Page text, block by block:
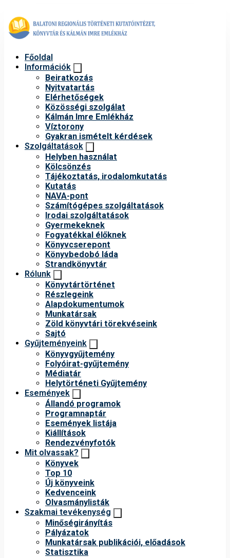
Főoldal
Információk
Beiratkozás
Nyitvatartás
Elérhetőségek
Közösségi szolgálat
Kálmán Imre Emlékház
Víztorony
Gyakran ismételt kérdések
Szolgáltatások
Helyben használat
Kölcsönzés
Tájékoztatás, irodalomkutatás
Kutatás
NAVA-pont
Számítógépes szolgáltatások
Irodai szolgáltatások
Gyermekeknek
Fogyatékkal élőknek
Könyvcserepont
Könyvbedobó láda
Strandkönyvtár
Rólunk
Könyvtártörténet
Részlegeink
Alapdokumentumok
Munkatársak
Zöld könyvtári törekvéseink
Sajtó
Gyűjteményeink
Könyvgyűjtemény
Folyóirat-gyűjtemény
Médiatár
Helytörténeti Gyűjtemény
Események
Állandó programok
Programnaptár
Események listája
Kiállítások
Rendezvényfotók
Mit olvassak?
Könyvek
Top 10
Új könyveink
Kedvenceink
Olvasmánylisták
Szakmai tevékenység
Minőségirányítás
Pályázatok
Munkatársak publikációi, előadások
Statisztika